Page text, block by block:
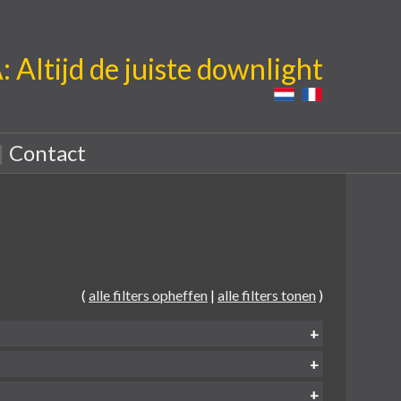
Altijd de juiste downlight
Contact
( alle filters opheffen | alle filters tonen )